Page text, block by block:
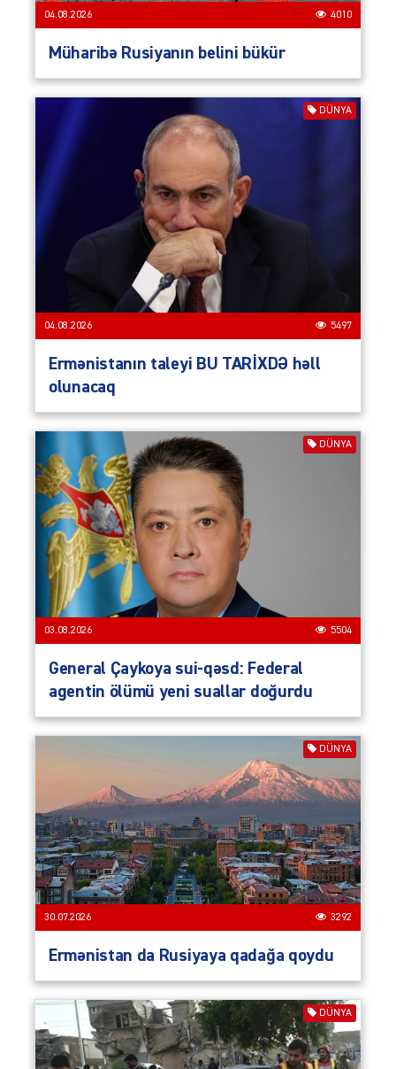
04.08.2026 4010
Müharibə Rusiyanın belini bükür
DÜNYA
04.08.2026 5497
Ermənistanın taleyi BU TARİXDƏ həll
olunacaq
DÜNYA
03.08.2026 5504
General Çaykoya sui-qəsd: Federal
agentin ölümü yeni suallar doğurdu
DÜNYA
30.07.2026 3292
Ermənistan da Rusiyaya qadağa qoydu
DÜNYA